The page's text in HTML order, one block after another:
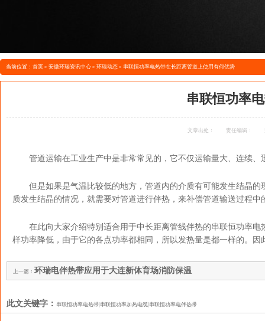
当前位置： 首页 » 安徽环瑞资讯中心 » 环瑞动态 » 串联恒功率电热带在长距离管道上使用有何优势
串联恒功率
文章出处： 责任编辑：
管道运输在工业生产中是非常常见的，它不仅运输量大、连续
但是如果是气温比较低的地方，管道内的介质有可能发生结晶
质发生结晶的情况，就需要对管道进行伴热，来补偿管道输送过程中
在此向大家介绍特别适合用于中长距离管线伴热的串联恒功率
样功率降低，由于它的各点功率都相同，所以发热量是都一样的。
上一篇： 环瑞电伴热带应用于大连新体育场消防保温
此文关键字： 串联恒功率电热带|串联恒功率加热电缆|串联恒功率电伴热带